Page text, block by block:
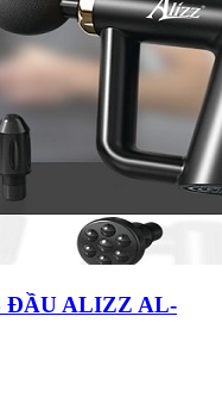
ĐẦU ALIZZ AL-